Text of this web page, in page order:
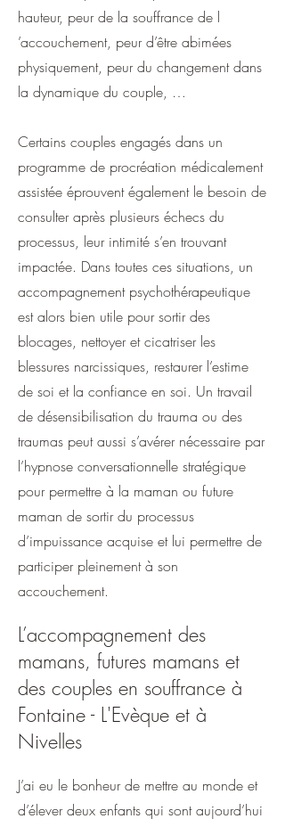
hauteur, peur de la souffrance de l
’accouchement, peur d’être abimées
physiquement, peur du changement dans
la dynamique du couple, …
Certains couples engagés dans un
programme de procréation médicalement
assistée éprouvent également le besoin de
consulter après plusieurs échecs du
processus, leur intimité s’en trouvant
impactée. Dans toutes ces situations, un
accompagnement psychothérapeutique
est alors bien utile pour sortir des
blocages, nettoyer et cicatriser les
blessures narcissiques, restaurer l’estime
de soi et la confiance en soi. Un travail
de désensibilisation du trauma ou des
traumas peut aussi s’avérer nécessaire par
l’hypnose conversationnelle stratégique
pour permettre à la maman ou future
maman de sortir du processus
d’impuissance acquise et lui permettre de
participer pleinement à son
accouchement.
L’accompagnement des
mamans, futures mamans et
des couples en souffrance à
Fontaine - L'Evèque et à
Nivelles
J’ai eu le bonheur de mettre au monde et
d’élever deux enfants qui sont aujourd’hui